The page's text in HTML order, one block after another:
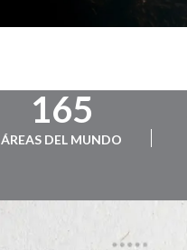
165
ÁREAS DEL MUNDO